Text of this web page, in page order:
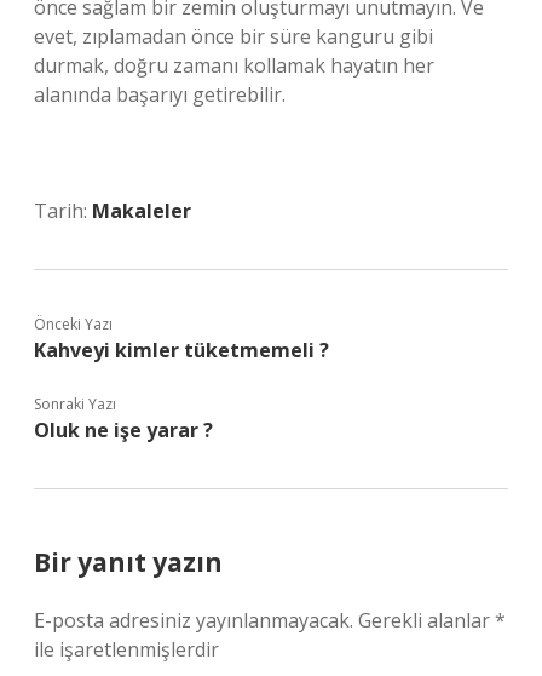
önce sağlam bir zemin oluşturmayı unutmayın. Ve
evet, zıplamadan önce bir süre kanguru gibi
durmak, doğru zamanı kollamak hayatın her
alanında başarıyı getirebilir.
Tarih: Makaleler
Önceki Yazı
Kahveyi kimler tüketmemeli ?
Sonraki Yazı
Oluk ne işe yarar ?
Bir yanıt yazın
E-posta adresiniz yayınlanmayacak. Gerekli alanlar*
ile işaretlenmişlerdir